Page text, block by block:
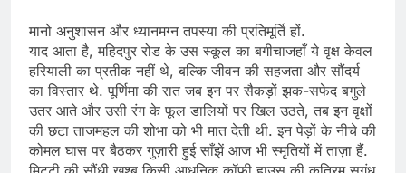
मानो अनुशासन और ध्यानमग्न तपस्या की प्रतिमूर्ति हों.
याद आता है, महिदपुर रोड के उस स्कूल का बगीचाजहाँ ये वृक्ष केवल
हरियाली का प्रतीक नहीं थे, बल्कि जीवन की सहजता और सौंदर्य
का विस्तार थे. पूर्णिमा की रात जब इन पर सैकड़ों झक-सफेद बगुले
उतर आते और उसी रंग के फूल डालियों पर खिल उठते, तब इन वृक्षों
की छटा ताजमहल की शोभा को भी मात देती थी. इन पेड़ों के नीचे की
कोमल घास पर बैठकर गुज़ारी हुई साँझें आज भी स्मृतियों में ताज़ा हैं.